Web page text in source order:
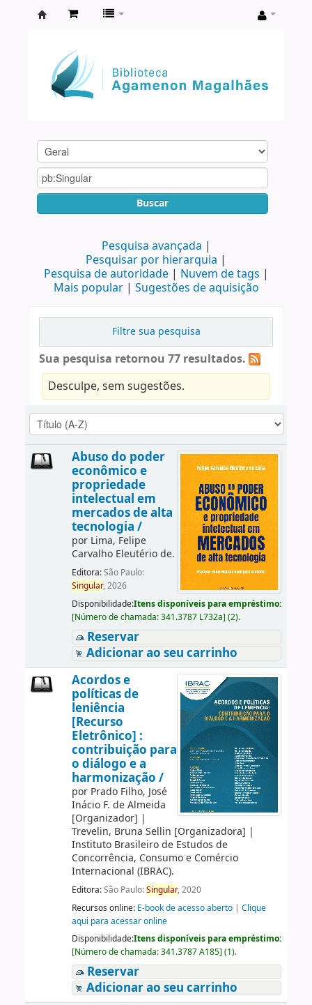
Agamenon
Magalhães
Buscar
Pesquisa avançada
Pesquisar por hierarquia
Pesquisa de autoridade
Nuvem de tags
Mais popular
Sugestões de aquisição
Filtre sua pesquisa
Sua pesquisa retornou 77 resultados.
Desculpe, sem sugestões.
Abuso do poder
econômico e
propriedade
intelectual em
mercados de alta
tecnologia /
por Lima, Felipe
Carvalho Eleutério de.
Editora:São Paulo:
Singular, 2026
Disponibilidade:Itens disponíveis para empréstimo:
[Número de chamada:341.3787 L732a] (2).
Reservar
Adicionar ao seu carrinho
Acordos e
políticas de
leniência
[Recurso
Eletrônico] :
contribuição para
o diálogo e a
harmonização /
por Prado Filho, José
Inácio F. de Almeida
[Organizador] |
Trevelin, Bruna Sellin [Organizadora] |
Instituto Brasileiro de Estudos de
Concorrência, Consumo e Comércio
Internacional (IBRAC).
Editora:São Paulo:Singular, 2020
Recursos online: E-book de acesso aberto| Clique
aqui para acessar online
Disponibilidade:Itens disponíveis para empréstimo:
[Número de chamada:341.3787 A185] (1).
Reservar
Adicionar ao seu carrinho